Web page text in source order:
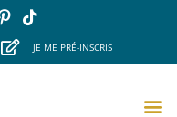
JE ME PRÉ-INSCRIS